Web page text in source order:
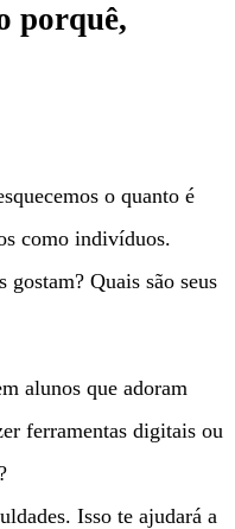
porquê,
o quanto é
como indivíduos.
gostam? Quais são seus
alunos que adoram
ferramentas digitais ou
Isso te ajudará a